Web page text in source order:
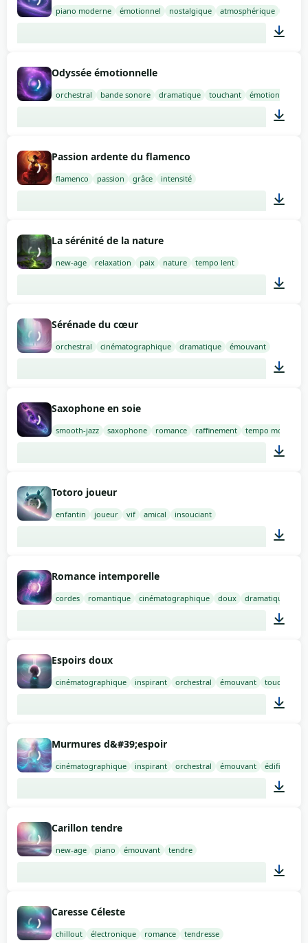
piano moderne émotionnel nostalgique atmosphérique
Odyssée émotionnelle
orchestral bande sonore dramatique touchant émotionnel
Passion ardente du flamenco
flamenco passion grâce intensité
La sérénité de la nature
new-age relaxation paix nature tempo lent
Sérénade du cœur
orchestral cinématographique dramatique émouvant
Saxophone en soie
smooth-jazz saxophone romance raffinement tempo moyen
Totoro joueur
enfantin joueur vif amical insouciant
Romance intemporelle
cordes romantique cinématographique doux dramatique
Espoirs doux
cinématographique inspirant orchestral émouvant touchant
Murmures d&#39;espoir
cinématographique inspirant orchestral émouvant édifiant
Carillon tendre
new-age piano émouvant tendre
Caresse Céleste
chillout électronique romance tendresse